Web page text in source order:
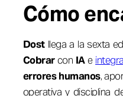
Cómo
Dostllega a la sexta
Cobrarcon IAe
errores humanos,
operativa y disciplina